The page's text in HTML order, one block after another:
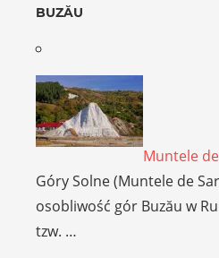
BUZĂU
Muntele
Góry Solne (Muntele de
osobliwość gór Buzău w
tzw. …